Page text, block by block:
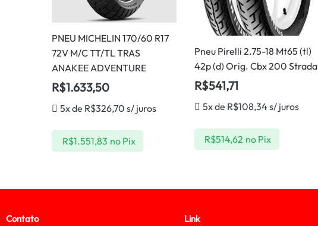
PNEU MICHELIN 170/60 R17
72V M/C TT/TL TRAS
ANAKEE ADVENTURE
R$1.633,50
5x de R$326,70 s/ juros
R$1.551,83 no Pix
Pneu Pirelli 2.75-18 Mt65 (tl)
42p (d) Orig. Cbx 200 Strada
R$541,71
5x de R$108,34 s/ juros
R$514,62 no Pix
Contato Link